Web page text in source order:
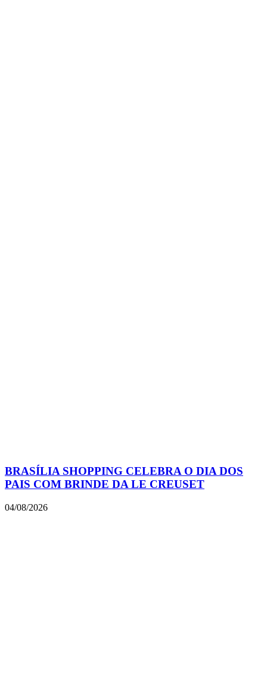
BRASÍLIA SHOPPING CELEBRA O DIA DOS
PAIS COM BRINDE DA LE CREUSET
04/08/2026